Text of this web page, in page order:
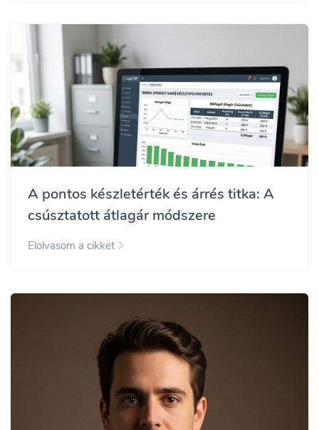
A pontos készletérték és árrés titka: A
csúsztatott átlagár módszere
Elolvasom a cikket